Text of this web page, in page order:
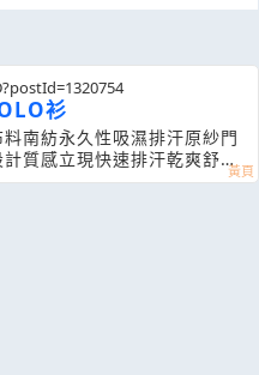
衫
南紡永久性吸濕排汗原紗門
質感立現 快速排汗乾爽舒適